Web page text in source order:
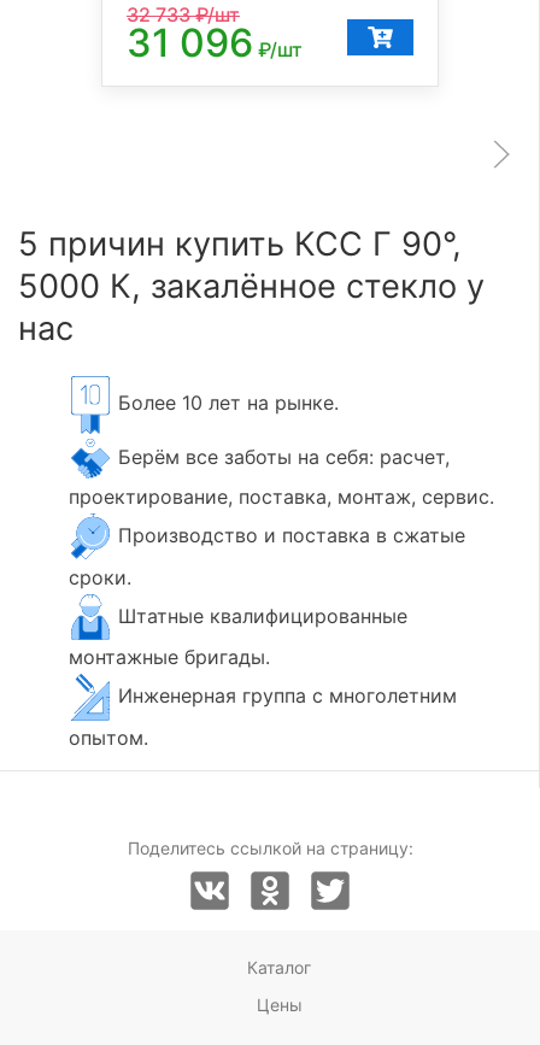
32 733₽/шт
31 096 ₽/шт
5 причин купить КСС Г 90°,
5000 К, закалённое стекло у
нас
Более 10 лет на рынке.
Берём все заботы на себя: расчет,
проектирование, поставка, монтаж, сервис.
Производство и поставка в сжатые
сроки.
Штатные квалифицированные
монтажные бригады.
Инженерная группа с многолетним
опытом.
Поделитесь ссылкой на страницу:
Каталог
Цены